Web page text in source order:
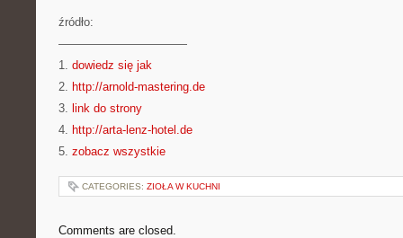
źródło:
———————————
1. dowiedz się jak
2. http://arnold-mastering.de
3. link do strony
4. http://arta-lenz-hotel.de
5. zobacz wszystkie
CATEGORIES: ZIOŁA W KUCHNI
Comments are closed.